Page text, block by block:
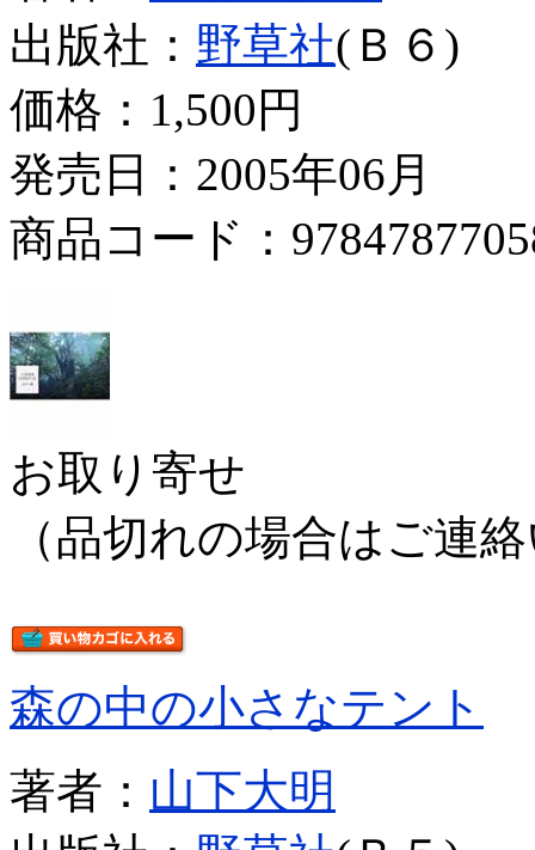
出版社： 野草社(Ｂ６)
価格： 1,500円
発売日：2005年06月
商品コード：
お取り寄せ
（品切れの場合はご連
森の中の小さなテント
著者： 山下大明